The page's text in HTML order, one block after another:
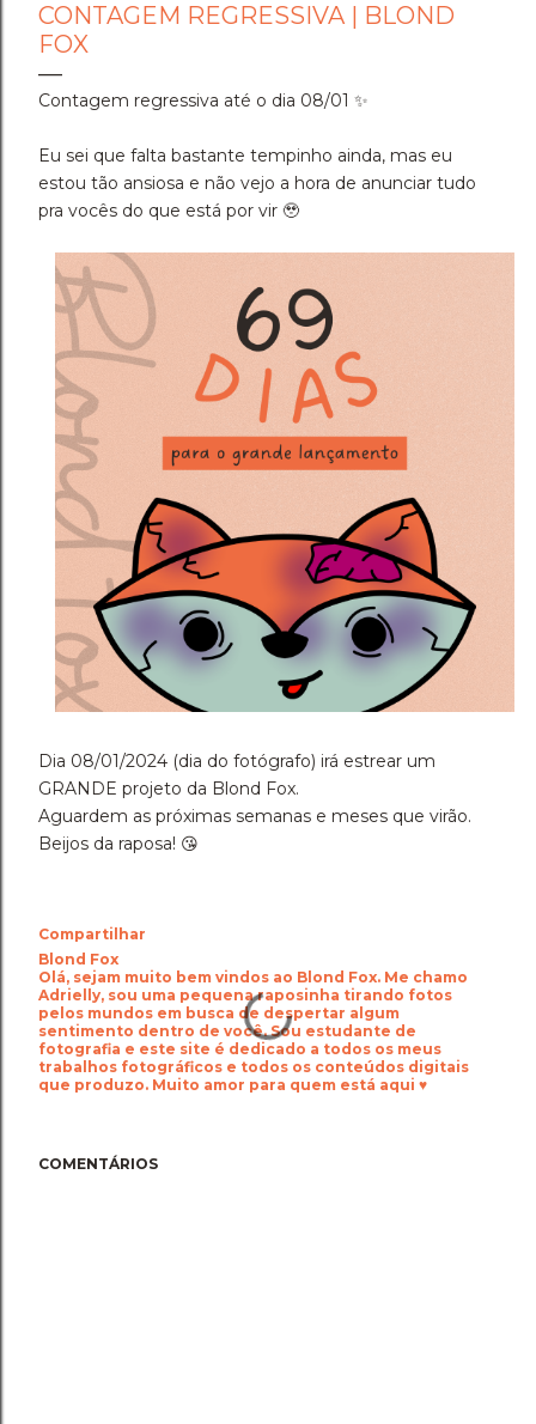
CONTAGEM REGRESSIVA | BLOND
FOX
Contagem regressiva até o dia 08/01 ✨
Eu sei que falta bastante tempinho ainda, mas eu
estou tão ansiosa e não vejo a hora de anunciar tudo
pra vocês do que está por vir 🥹
Dia 08/01/2024 (dia do fotógrafo) irá estrear um
GRANDE projeto da Blond Fox.
Aguardem as próximas semanas e meses que virão.
Beijos da raposa! 😘
Compartilhar
Blond Fox
Olá, sejam muito bem vindos ao Blond Fox. Me chamo
Adrielly, sou uma pequena raposinha tirando fotos
pelos mundos em busca de despertar algum
sentimento dentro de você. Sou estudante de
fotografia e este site é dedicado a todos os meus
trabalhos fotográficos e todos os conteúdos digitais
que produzo. Muito amor para quem está aqui ♥
COMENTÁRIOS